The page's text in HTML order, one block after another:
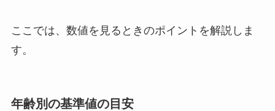
ここでは、数値を見るときのポイントを解説しま
す。
年齢別の基準値の目安